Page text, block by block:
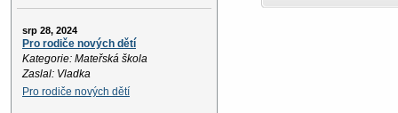
srp 28, 2024
Pro rodiče nových dětí
Kategorie: Mateřská škola
Zaslal: Vladka
Pro rodiče nových dětí